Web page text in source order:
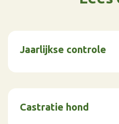
Jaarlijkse controle
Castratie hond